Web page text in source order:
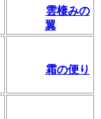
雲棲みの
翼
霜の便り